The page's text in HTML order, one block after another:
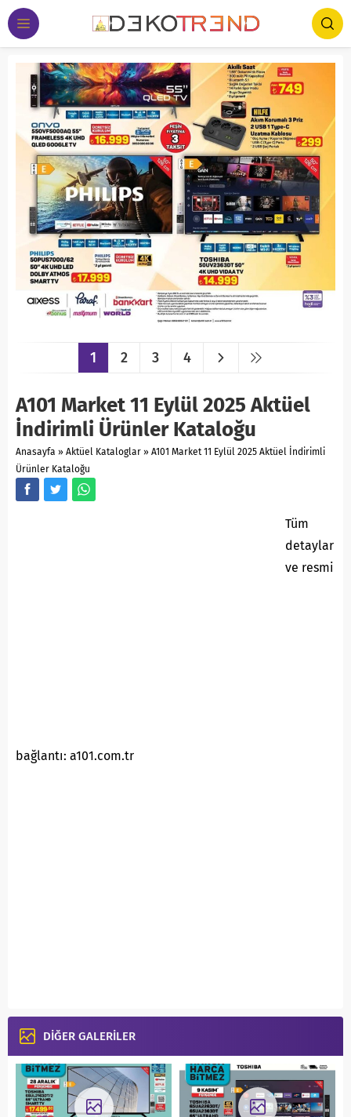
1 2 3 4
A101 Market 11 Eylül 2025 Aktüel
İndirimli Ürünler Kataloğu
Anasayfa » Aktüel Kataloglar » A101 Market 11 Eylül 2025 Aktüel İndirimli
Ürünler Kataloğu
Tüm
detaylar
ve resmi
bağlantı: a101.com.tr
DİĞER GALERİLER